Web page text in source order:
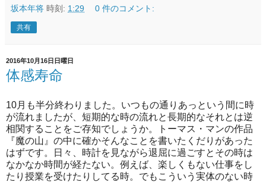
坂本年将 時刻: 1:29 0 件のコメント:
共有
2016年10月16日日曜日
体感寿命
10月も半分終わりました。いつもの通りあっという間に時
が流れましたが、短期的な時の流れと長期的なそれとは逆
相関することをご存知でしょうか。トーマス・マンの作品
『魔の山』の中に確かそんなことを書いたくだりがあった
はずです。日々、時計を見ながら退屈に過ごすとその時は
なかなか時間が経たない。例えば、楽しくもない仕事をし
たり授業を受けたりしてる時。でもこういう実体のない時